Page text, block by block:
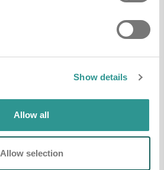
Show details
Allow all
Allow selection